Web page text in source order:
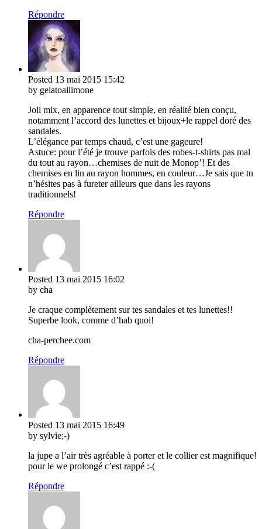
Répondre
Posted 13 mai 2015 15:42
by gelatoallimone
Joli mix, en apparence tout simple, en réalité bien conçu,
notamment l’accord des lunettes et bijoux+le rappel doré des
sandales.
L’élégance par temps chaud, c’est une gageure!
Astuce: pour l’été je trouve parfois des robes-t-shirts pas mal
du tout au rayon…chemises de nuit de Monop’! Et des
chemises en lin au rayon hommes, en couleur…Je sais que tu
n’hésites pas à fureter ailleurs que dans les rayons
traditionnels!
Répondre
Posted 13 mai 2015 16:02
by cha
Je craque complètement sur tes sandales et tes lunettes!!
Superbe look, comme d’hab quoi!
cha-perchee.com
Répondre
Posted 13 mai 2015 16:49
by sylvie;-)
la jupe a l’air très agréable à porter et le collier est magnifique!
pour le we prolongé c’est rappé :-(
Répondre